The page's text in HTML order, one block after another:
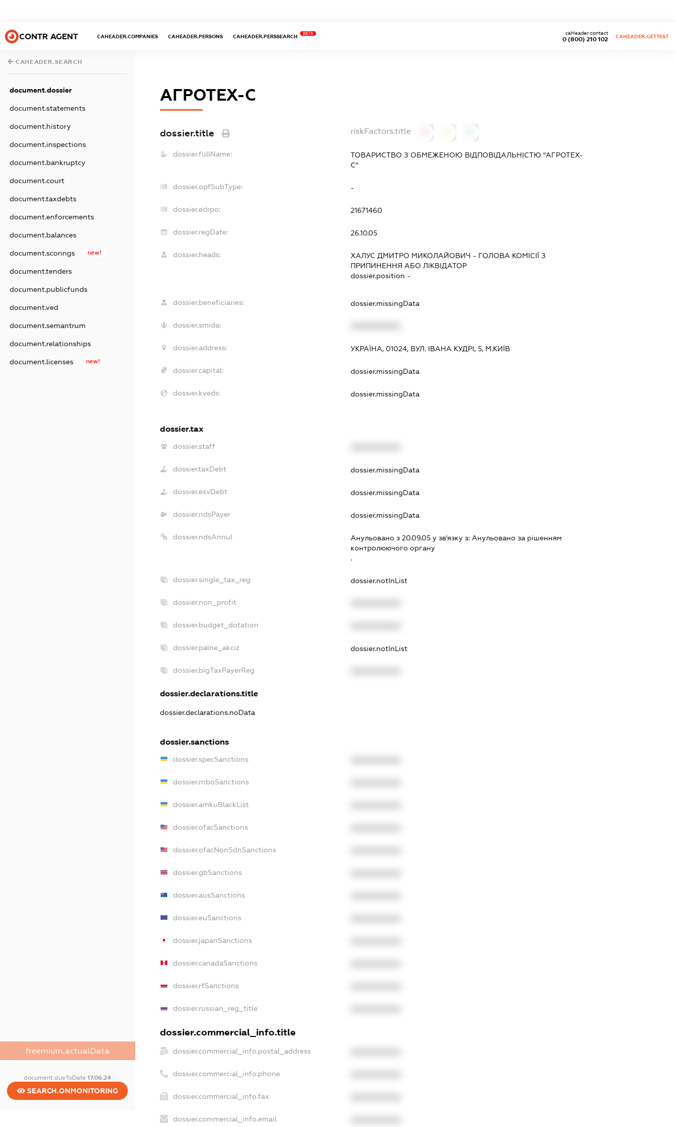
CONTR AGENT CAHEADER.COMPANIES CAHEADER.PERSONS CAHEADER.PERSSEARCH
BETA
0 (800) 210 102
caHeader.contact
CAHEADER.GETTEST
CAHEADER.SEARCH
document.dossier
document.statements
document.history
document.inspections
document.bankruptcy
document.court
document.taxdebts
document.enforcements
document.balances
document.scorings new!
document.tenders
document.publicfunds
document.ved
document.semantrum
document.relationships
document.licenses new!
freemium.actualData
document.dueToDate17.06.24
SEARCH.ONMONITORING
АГРОТЕХ-С
dossier.title riskFactors.title
dossier.fullName:
ТОВАРИСТВО З ОБМЕЖЕНОЮ ВІДПОВІДАЛЬНІСТЮ "АГРОТЕХ-
С"
dossier.opfSubType: -
dossier.edrpo: 21671460
dossier.regDate: 26.10.05
dossier.heads: ХАЛУС ДМИТРО МИКОЛАЙОВИЧ - ГОЛОВА КОМІСІЇ З
ПРИПИНЕННЯ АБО ЛІКВІДАТОР
dossier.position -
dossier.beneficiaries: dossier.missingData
dossier.smida:
dossier.address: УКРАЇНА, 01024, ВУЛ. ІВАНА КУДРІ, 5, М.КИЇВ
dossier.capital: dossier.missingData
dossier.kveds: dossier.missingData
dossier.tax
dossier.staff
dossier.taxDebt dossier.missingData
dossier.esvDebt dossier.missingData
dossier.ndsPayer dossier.missingData
dossier.ndsAnnul Анульовано з 20.09.05 у зв'язку з: Анульовано за рiшенням
контролюючого органу
.
dossier.single_tax_reg dossier.notInList
dossier.non_profit
dossier.budget_dotation
dossier.palne_akciz dossier.notInList
dossier.bigTaxPayerReg
dossier.declarations.title
dossier.declarations.noData
dossier.sanctions
dossier.specSanctions
dossier.rnboSanctions
dossier.amkuBlackList
dossier.ofacSanctions
dossier.ofacNonSdnSanctions
dossier.gbSanctions
dossier.ausSanctions
dossier.euSanctions
dossier.japanSanctions
dossier.canadaSanctions
dossier.rfSanctions
dossier.russian_reg_title
dossier.commercial_info.title
dossier.commercial_info.postal_address
dossier.commercial_info.phone
dossier.commercial_info.fax
dossier.commercial_info.email